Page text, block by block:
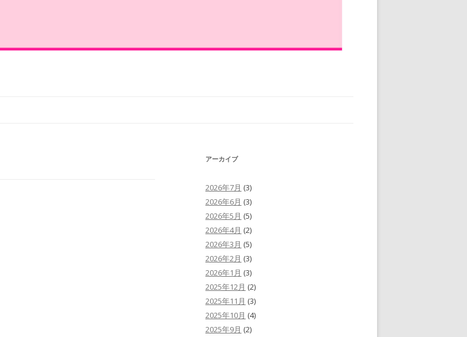
アーカイブ
2026年7月 (3)
2026年6月 (3)
2026年5月 (5)
2026年4月 (2)
2026年3月 (5)
2026年2月 (3)
2026年1月 (3)
2025年12月 (2)
2025年11月 (3)
2025年10月 (4)
2025年9月 (2)